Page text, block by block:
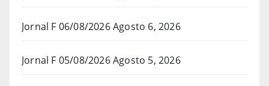
Jornal F 06/08/2026Agosto 6, 2026
Jornal F 05/08/2026Agosto 5, 2026